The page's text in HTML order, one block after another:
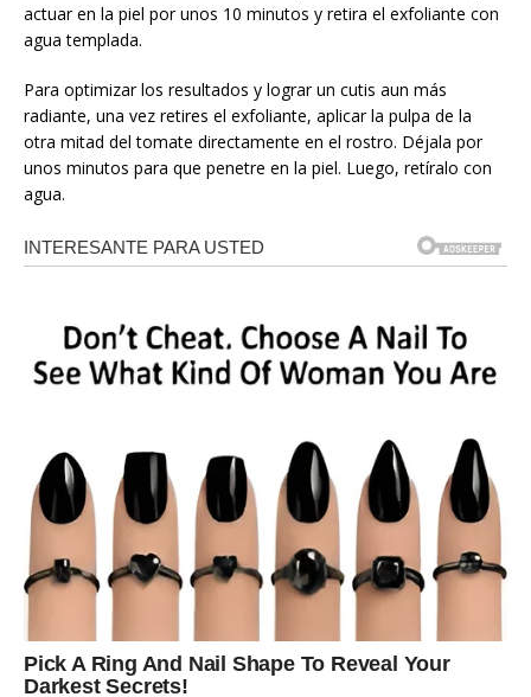
actuar en la piel por unos 10 minutos y retira el exfoliante con
agua templada.
Para optimizar los resultados y lograr un cutis aun más
radiante, una vez retires el exfoliante, aplicar la pulpa de la
otra mitad del tomate directamente en el rostro. Déjala por
unos minutos para que penetre en la piel. Luego, retíralo con
agua.